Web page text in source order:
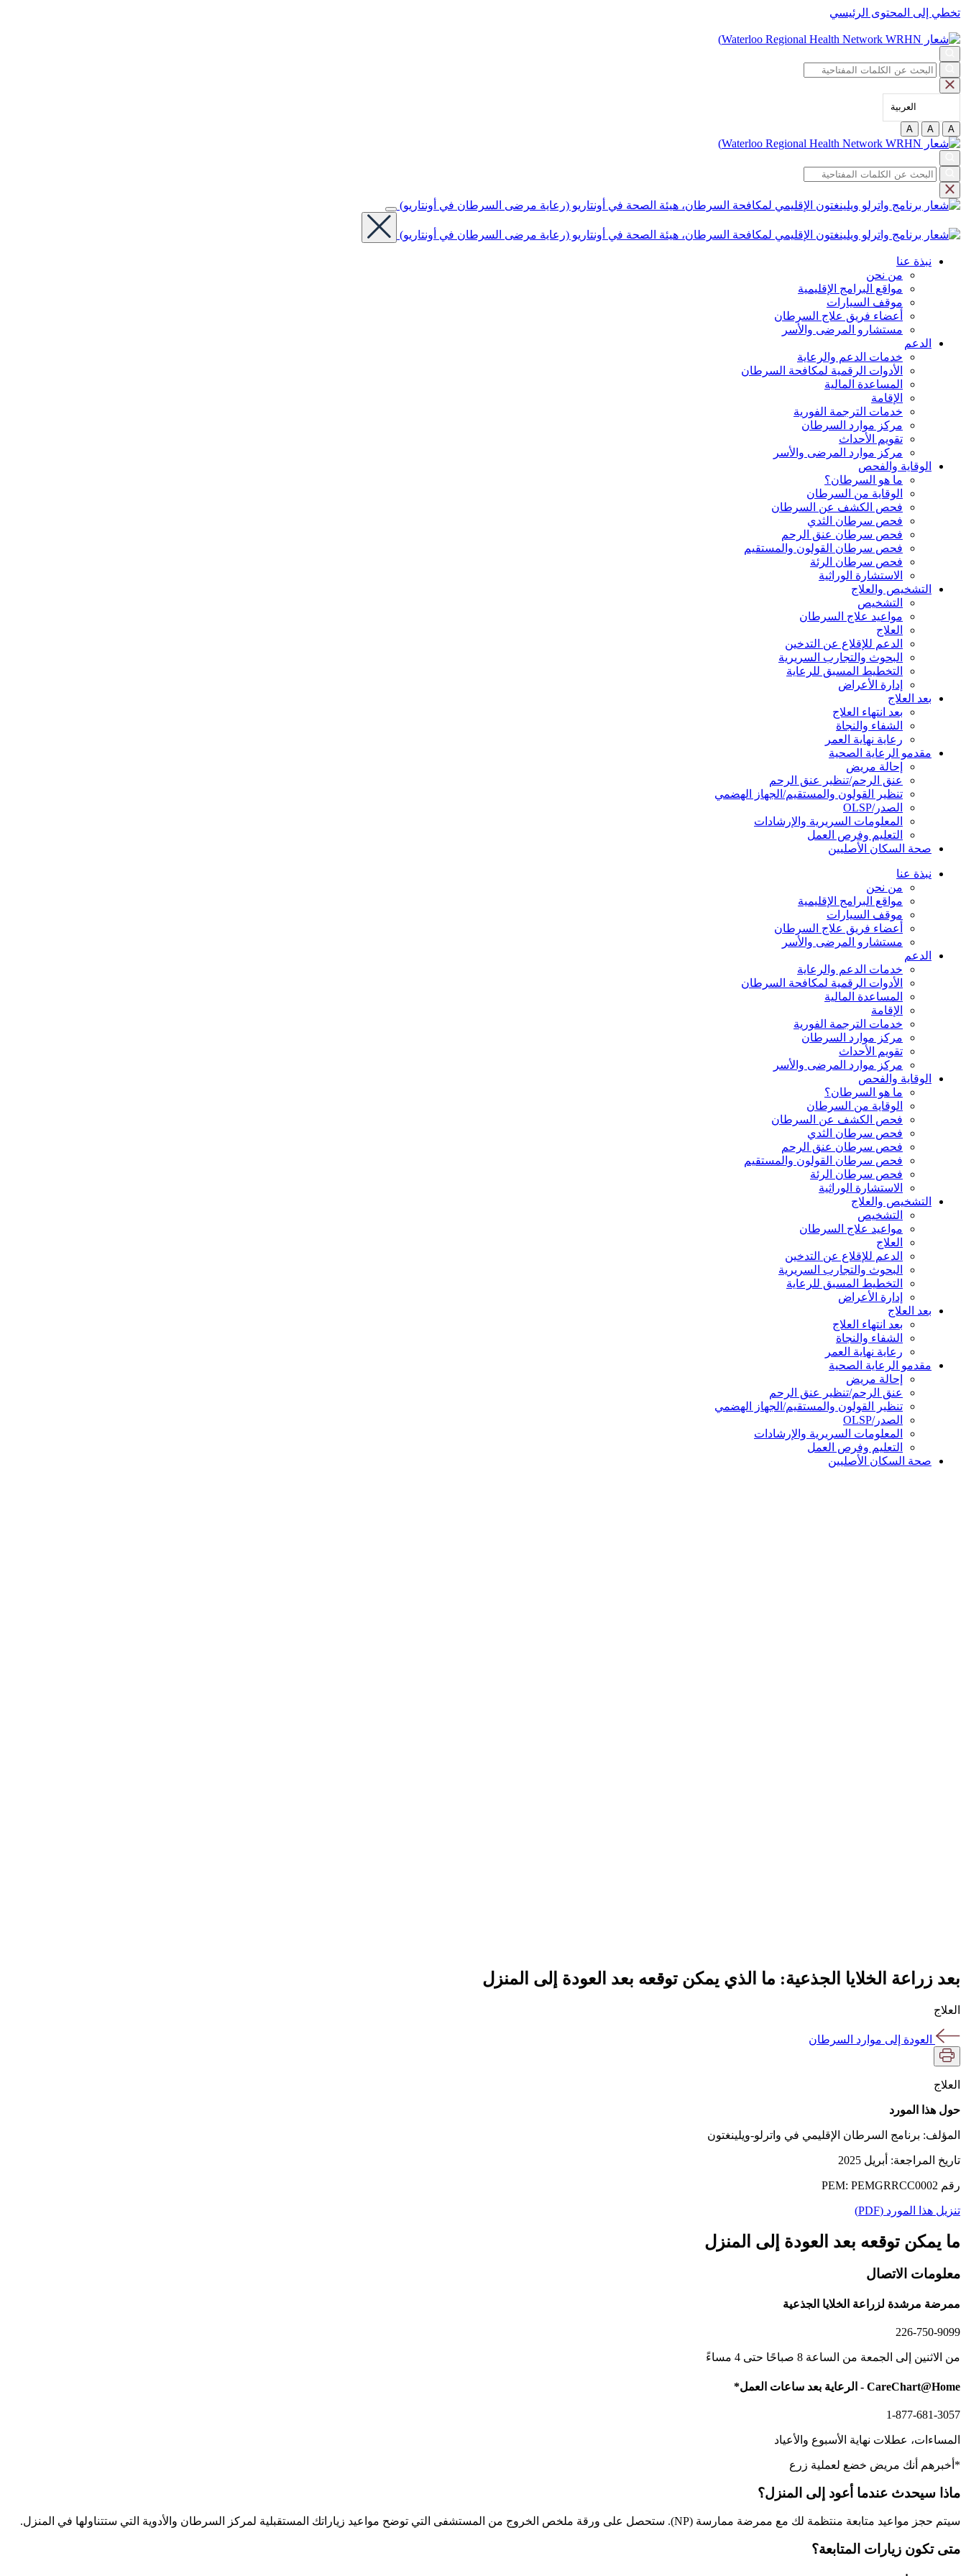
تخطي إلى المحتوى الرئيسي
العربية‏
A
A
A
نبذة عنا
من نحن
مواقع البرامج الإقليمية
موقف السيارات
أعضاء فريق علاج السرطان
مستشارو المرضى والأسر
الدعم
خدمات الدعم والرعاية
الأدوات الرقمية لمكافحة السرطان
المساعدة المالية
الإقامة
خدمات الترجمة الفورية
مركز موارد السرطان
تقويم الأحداث
مركز موارد المرضى والأسر
الوقاية والفحص
ما هو السرطان؟
الوقاية من السرطان
فحص الكشف عن السرطان
فحص سرطان الثدي
فحص سرطان عنق الرحم
فحص سرطان القولون والمستقيم
فحص سرطان الرئة
الاستشارة الوراثية
التشخيص والعلاج
التشخيص
مواعيد علاج السرطان
العلاج
الدعم للإقلاع عن التدخين
البحوث والتجارب السريرية
التخطيط المسبق للرعاية
إدارة الأعراض
بعد العلاج
بعد انتهاء العلاج
الشفاء والنجاة
رعاية نهاية العمر
مقدمو الرعاية الصحية
إحالة مريض
عنق الرحم/تنظير عنق الرحم
تنظير القولون والمستقيم/الجهاز الهضمي
الصدر/OLSP
المعلومات السريرية والإرشادات
التعليم وفرص العمل
صحة السكان الأصليين
نبذة عنا
من نحن
مواقع البرامج الإقليمية
موقف السيارات
أعضاء فريق علاج السرطان
مستشارو المرضى والأسر
الدعم
خدمات الدعم والرعاية
الأدوات الرقمية لمكافحة السرطان
المساعدة المالية
الإقامة
خدمات الترجمة الفورية
مركز موارد السرطان
تقويم الأحداث
مركز موارد المرضى والأسر
الوقاية والفحص
ما هو السرطان؟
الوقاية من السرطان
فحص الكشف عن السرطان
فحص سرطان الثدي
فحص سرطان عنق الرحم
فحص سرطان القولون والمستقيم
فحص سرطان الرئة
الاستشارة الوراثية
التشخيص والعلاج
التشخيص
مواعيد علاج السرطان
العلاج
الدعم للإقلاع عن التدخين
البحوث والتجارب السريرية
التخطيط المسبق للرعاية
إدارة الأعراض
بعد العلاج
بعد انتهاء العلاج
الشفاء والنجاة
رعاية نهاية العمر
مقدمو الرعاية الصحية
إحالة مريض
عنق الرحم/تنظير عنق الرحم
تنظير القولون والمستقيم/الجهاز الهضمي
الصدر/OLSP
المعلومات السريرية والإرشادات
التعليم وفرص العمل
صحة السكان الأصليين
بعد زراعة الخلايا الجذعية: ما الذي يمكن توقعه بعد العودة إلى المنزل
العلاج
العودة إلى موارد السرطان
العلاج
حول هذا المورد
المؤلف: برنامج السرطان الإقليمي في واترلو-ويلينغتون
تاريخ المراجعة: أبريل 2025
رقم PEM: PEMGRRCC0002
تنزيل هذا المورد (PDF)
ما يمكن توقعه بعد العودة إلى المنزل
معلومات الاتصال
ممرضة مرشدة لزراعة الخلايا الجذعية
226-750-9099
من الاثنين إلى الجمعة من الساعة 8 صباحًا حتى 4 مساءً
CareChart@Home - الرعاية بعد ساعات العمل*
1-877-681-3057
المساءات، عطلات نهاية الأسبوع والأعياد
*أخبرهم أنك مريض خضع لعملية زرع
ماذا سيحدث عندما أعود إلى المنزل؟
سيتم حجز مواعيد متابعة منتظمة لك مع ممرضة ممارسة (NP). ستحصل على ورقة ملخص الخروج من المستشفى التي توضح مواعيد زياراتك المستقبلية لمركز السرطان والأدوية التي ستتناولها في المنزل.
متى تكون زيارات المتابعة؟